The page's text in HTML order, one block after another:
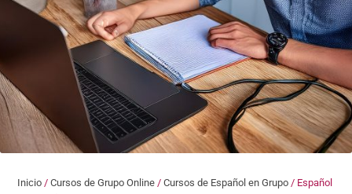
Inicio/ Cursos de Grupo Online/ Cursos de Español en Grupo/ Español